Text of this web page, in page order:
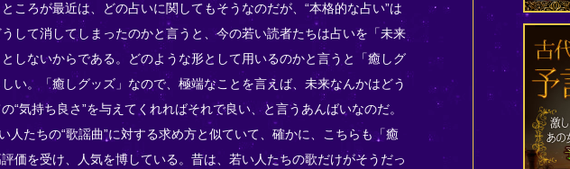
ころが最近は、どの占いに関してもそうなのだが、“本格的な占い”は
して消してしまったのかと言うと、今の若い読者たちは占いを「未来
しないからである。どのような形として用いるのかと言うと「癒しグ
い。「癒しグッズ」なので、極端なことを言えば、未来なんかはどう
“気持ち良さ”を与えてくれればそれで良い、と言うあんばいなのだ。
人たちの“歌謡曲”に対する求め方と似ていて、確かに、こちらも「癒
価を受け、人気を博している。昔は、若い人たちの歌だけがそうだっ